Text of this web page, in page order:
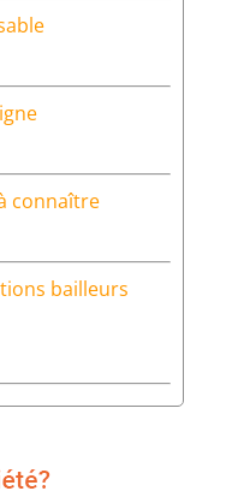
connaître
bailleurs